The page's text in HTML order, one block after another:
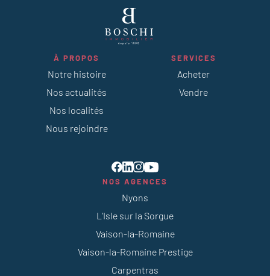
À PROPOS
Notre histoire
Nos actualités
Nos localités
Nous rejoindre
SERVICES
Acheter
Vendre
NOS AGENCES
Nyons
L’Isle sur la Sorgue
Vaison-la-Romaine
Vaison-la-Romaine Prestige
Carpentras